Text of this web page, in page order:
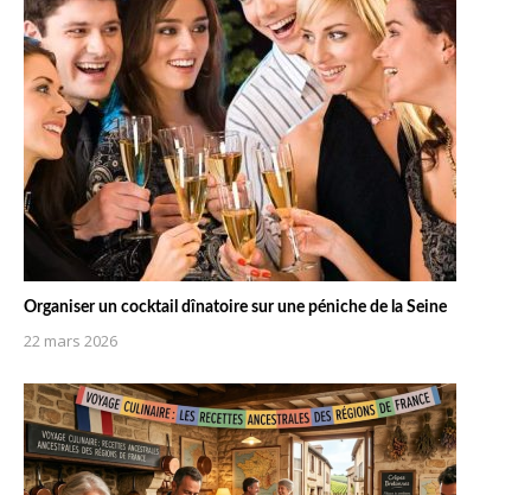
Organiser un cocktail dînatoire sur une péniche de la Seine
22 mars 2026